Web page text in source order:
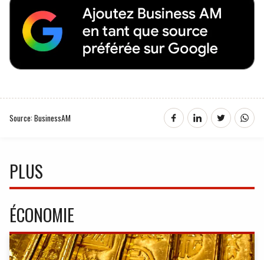
Source: BusinessAM
PLUS
ÉCONOMIE